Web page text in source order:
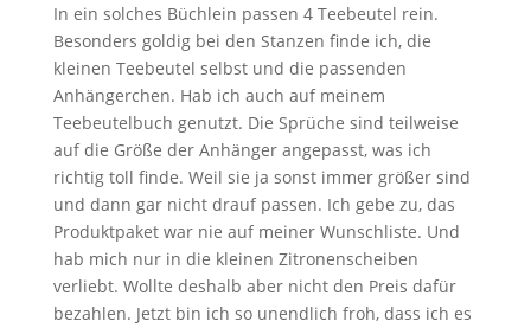
In ein solches Büchlein passen 4 Teebeutel rein.
Besonders goldig bei den Stanzen finde ich, die
kleinen Teebeutel selbst und die passenden
Anhängerchen. Hab ich auch auf meinem
Teebeutelbuch genutzt. Die Sprüche sind teilweise
auf die Größe der Anhänger angepasst, was ich
richtig toll finde. Weil sie ja sonst immer größer sind
und dann gar nicht drauf passen. Ich gebe zu, das
Produktpaket war nie auf meiner Wunschliste. Und
hab mich nur in die kleinen Zitronenscheiben
verliebt. Wollte deshalb aber nicht den Preis dafür
bezahlen. Jetzt bin ich so unendlich froh, dass ich es